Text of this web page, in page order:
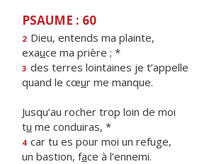
PSAUME : 60
2 Dieu, entends ma plainte,
exauce ma prière ; *
3 des terres lointaines je t’appelle
quand le cœur me manque.
Jusqu’au rocher trop loin de moi
tu me conduiras, *
4 car tu es pour moi un refuge,
un bastion, face à l’ennemi.